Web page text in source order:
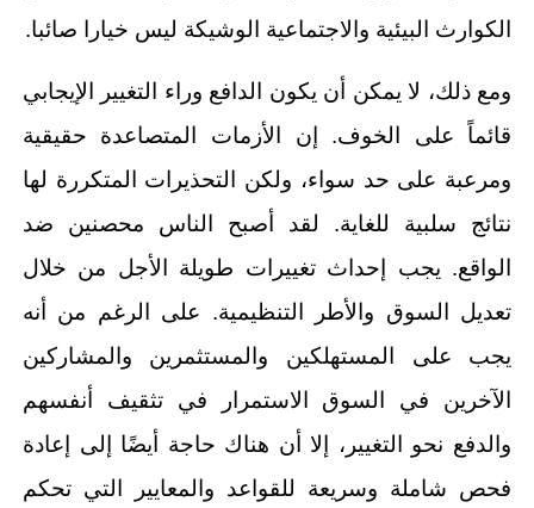
الكوارث البيئية والاجتماعية الوشيكة ليس خيارا صائبا.
ومع ذلك، لا يمكن أن يكون الدافع وراء التغيير الإيجابي
قائماً على الخوف. إن الأزمات المتصاعدة حقيقية
ومرعبة على حد سواء، ولكن التحذيرات المتكررة لها
نتائج سلبية للغاية. لقد أصبح الناس محصنين ضد
الواقع. يجب إحداث تغييرات طويلة الأجل من خلال
تعديل السوق والأطر التنظيمية. على الرغم من أنه
يجب على المستهلكين والمستثمرين والمشاركين
الآخرين في السوق الاستمرار في تثقيف أنفسهم
والدفع نحو التغيير، إلا أن هناك حاجة أيضًا إلى إعادة
فحص شاملة وسريعة للقواعد والمعايير التي تحكم